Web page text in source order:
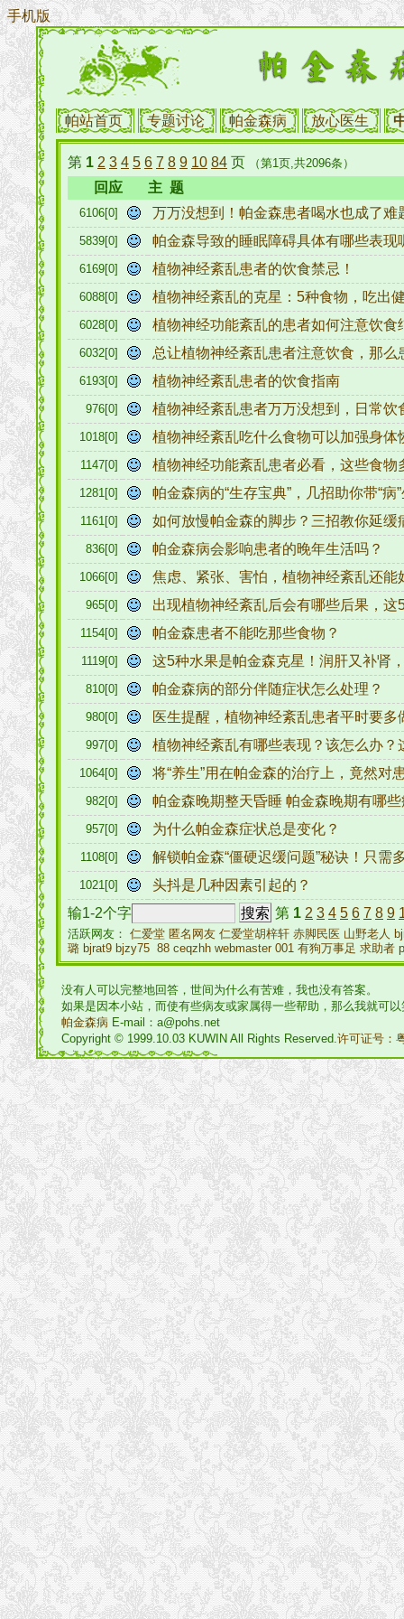
手机版
帕站首页 专题讨论 帕金森病 放心医生
第 1 2 3 4 5 6 7 8 9 10 84 页 （第1页,共2096条）
回应 主 题
6106[0] 万万没想到！帕金森患者喝水也成了
5839[0] 帕金森导致的睡眠障碍具体有哪些表现
6169[0] 植物神经紊乱患者的饮食禁忌！
6088[0] 植物神经紊乱的克星：5种食物，吃出
6028[0] 植物神经功能紊乱的患者如何注意饮
6032[0] 总让植物神经紊乱患者注意饮食，那
6193[0] 植物神经紊乱患者的饮食指南
976[0] 植物神经紊乱患者万万没想到，日常
1018[0] 植物神经紊乱吃什么食物可以加强身
1147[0] 植物神经功能紊乱患者必看，这些食
1281[0] 帕金森病的“生存宝典”，几招助你带“病
1161[0] 如何放慢帕金森的脚步？三招教你延
836[0] 帕金森病会影响患者的晚年生活吗？
1066[0] 焦虑、紧张、害怕，植物神经紊乱还
965[0] 出现植物神经紊乱后会有哪些后果，
1154[0] 帕金森患者不能吃那些食物？
1119[0] 这5种水果是帕金森克星！润肝又补肾
810[0] 帕金森病的部分伴随症状怎么处理？
980[0] 医生提醒，植物神经紊乱患者平时要
997[0] 植物神经紊乱有哪些表现？该怎么办
1064[0] 将“养生”用在帕金森的治疗上，竟然对
982[0] 帕金森晚期整天昏睡 帕金森晚期有哪
957[0] 为什么帕金森症状总是变化？
1108[0] 解锁帕金森“僵硬迟缓问题”秘诀！只需
1021[0]
头抖是几种因素引起的？
输1-2个字
第 1 2 3 4 5 6 7 8 9
活跃网友： 仁爱堂 匿名网友 仁爱堂胡梓轩 赤脚民医 山野老人
璐 bjrat9 bjzy75 88 ceqzhh webmaster 001 有狗万事足 求助者
没有人可以完整地回答，世间为什么有苦难，我也没有答案。
如果是因本小站，而使有些病友或家属得一些帮助，那么我就可
帕金森病 E-mail：a@pohs.net
Copyright © 1999.10.03 KUWIN All Rights Reserved.许可证号：